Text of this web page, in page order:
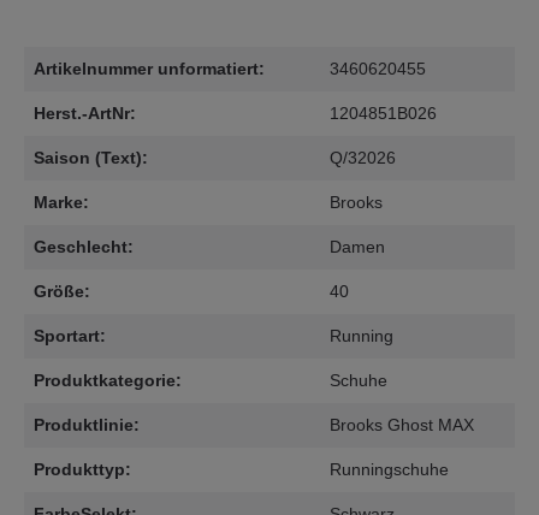
Artikelnummer unformatiert: 3460620455
Herst.-ArtNr: 1204851B026
Saison (Text): Q/32026
Marke: Brooks
Geschlecht: Damen
Größe: 40
Sportart: Running
Produktkategorie: Schuhe
Produktlinie: Brooks Ghost MAX
Produkttyp: Runningschuhe